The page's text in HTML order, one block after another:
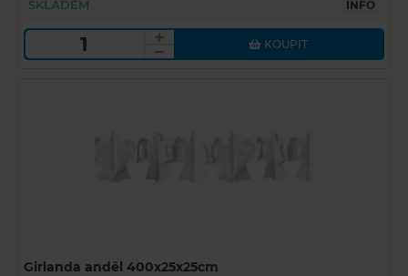
SKLADEM INFO
KOUPIT
Girlanda anděl 400x25x25cm